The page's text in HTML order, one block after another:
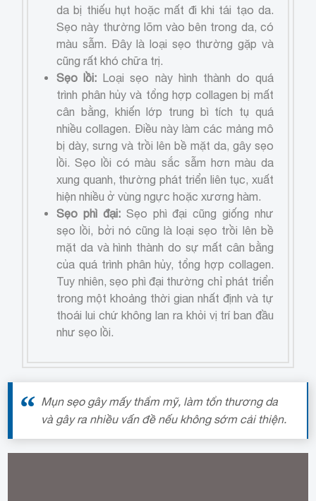
da bị thiếu hụt hoặc mất đi khi tái tạo da.
Sẹo này thường lõm vào bên trong da, có
màu sẫm. Đây là loại sẹo thường gặp và
cũng rất khó chữa trị.
Sẹo lồi: Loại sẹo này hình thành do quá
trình phân hủy và tổng hợp collagen bị mất
cân bằng, khiến lớp trung bì tích tụ quá
nhiều collagen. Điều này làm các mảng mô
bị dày, sưng và trồi lên bề mặt da, gây sẹo
lồi. Sẹo lồi có màu sắc sẫm hơn màu da
xung quanh, thường phát triển liên tục, xuất
hiện nhiều ở vùng ngực hoặc xương hàm.
Sẹo phì đại:Sẹo phì đại cũng giống như
sẹo lồi, bởi nó cũng là loại sẹo trồi lên bề
mặt da và hình thành do sự mất cân bằng
của quá trình phân hủy, tổng hợp collagen.
Tuy nhiên, sẹo phì đại thường chỉ phát triển
trong một khoảng thời gian nhất định và tự
thoái lui chứ không lan ra khỏi vị trí ban đầu
như sẹo lồi.
Mụn sẹo gây mấy thẩm mỹ, làm tổn thương da
và gây ra nhiều vấn đề nếu không sớm cải thiện.